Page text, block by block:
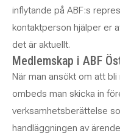
inflytande på ABF:s
kontaktperson hjälper er
det är aktuellt.
Medlemskap i ABF
När man ansökt om att
ombeds man skicka in
verksamhetsberättelse
handläggningen av